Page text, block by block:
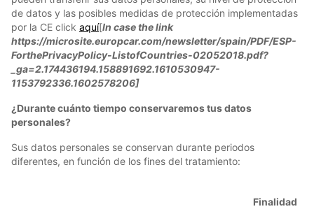
de datos y las posibles medidas de protección implementadas
por la CE click aquí[In case the link
https://microsite.europcar.com/newsletter/spain/PDF/ESP-
ForthePrivacyPolicy-ListofCountries-02052018.pdf?
_ga=2.174436194.158891692.1610530947-
1153792336.1602578206]
¿Durante cuánto tiempo conservaremos tus datos
personales?
Sus datos personales se conservan durante periodos
diferentes, en función de los fines del tratamiento:
Finalidad